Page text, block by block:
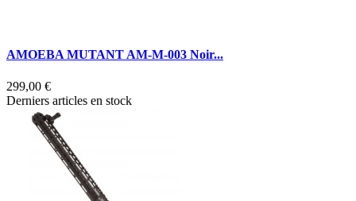
AMOEBA MUTANT AM-M-003 Noir...
299,00 €
Derniers articles en stock